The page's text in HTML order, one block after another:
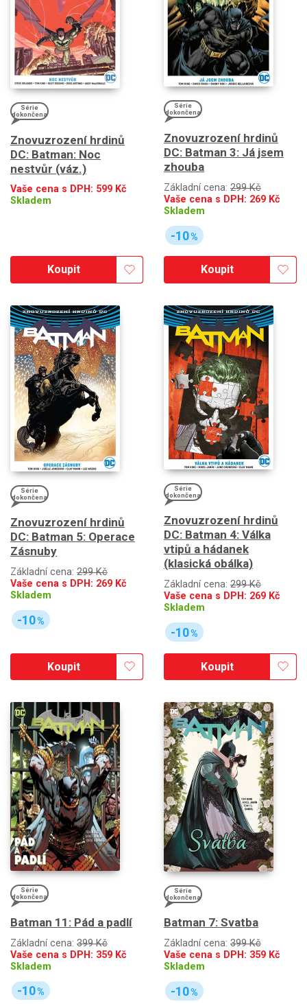
Série
dokončena
Znovuzrození hrdinů
DC: Batman: Noc
nestvůr (váz.)
Vaše cena s DPH: 599 Kč
Skladem
Koupit
Série
dokončena
Znovuzrození hrdinů
DC: Batman 3: Já jsem
zhouba
Základní cena: 299 Kč
Vaše cena s DPH: 269 Kč
Skladem
-10%
Koupit
Série
dokončena
Znovuzrození hrdinů
DC: Batman 5: Operace
Zásnuby
Základní cena: 299 Kč
Vaše cena s DPH: 269 Kč
Skladem
-10%
Koupit
Série
dokončena
Znovuzrození hrdinů
DC: Batman 4: Válka
vtipů a hádanek
(klasická obálka)
Základní cena: 299 Kč
Vaše cena s DPH: 269 Kč
Skladem
-10%
Koupit
Série
dokončena
Batman 11: Pád a padlí
Základní cena: 399 Kč
Vaše cena s DPH: 359 Kč
Skladem
-10%
Série
dokončena
Batman 7: Svatba
Základní cena: 399 Kč
Vaše cena s DPH: 359 Kč
Skladem
-10%